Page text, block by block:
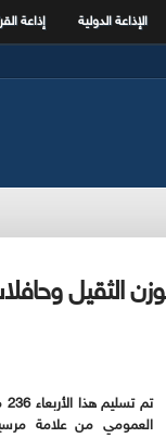
الإذاعة الدولية إذاعة
236 مركبة من الوزن
العمومي من علامة